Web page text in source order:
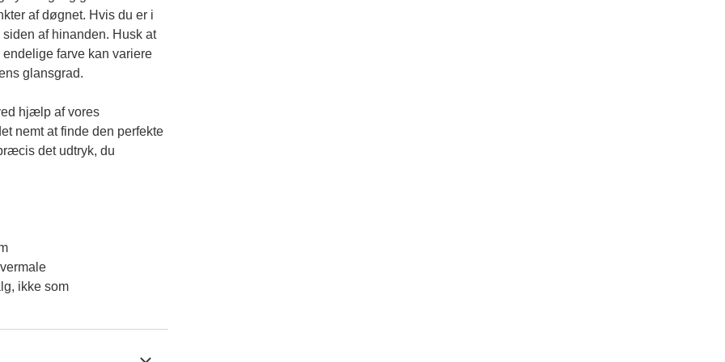
af døgnet. Hvis du er i
af hinanden. Husk at
farve kan variere
glansgrad.
hjælp af vores
nemt at finde den perfekte
det udtryk, du
ikke som